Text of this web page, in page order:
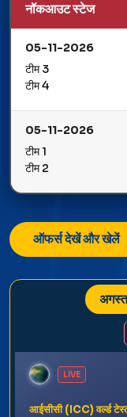
नॉकआउट स्टेज
05-11-2026
टीम 3
टीम 4
05-11-2026
टीम 1
टीम 2
ऑफर्स देखें और खेलें
आईसीसी (ICC) वर्ल्ड
LIVE